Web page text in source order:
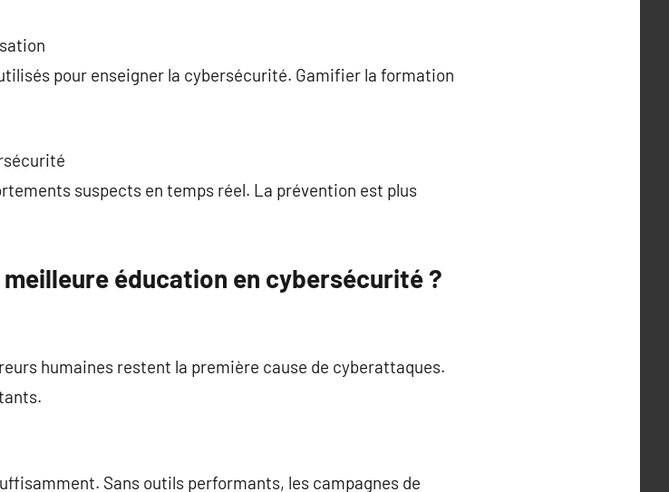
pour enseigner la cybersécurité. Gamifier la formation
suspects en temps réel. La prévention est plus
éducation en cybersécurité ?
humaines restent la première cause de cyberattaques.
Sans outils performants, les campagnes de